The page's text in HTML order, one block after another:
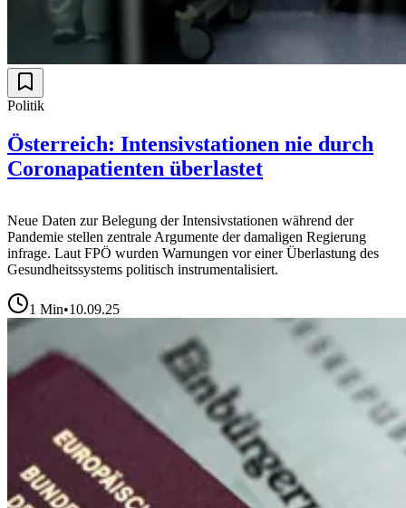
Politik
Österreich: Intensivstationen nie durch
Coronapatienten überlastet
Neue Daten zur Belegung der Intensivstationen während der
Pandemie stellen zentrale Argumente der damaligen Regierung
infrage. Laut FPÖ wurden Warnungen vor einer Überlastung des
Gesundheitssystems politisch instrumentalisiert.
1 Min•10.09.25